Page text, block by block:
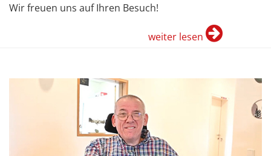
Wir freuen uns auf Ihren Besuch!
weiter lesen